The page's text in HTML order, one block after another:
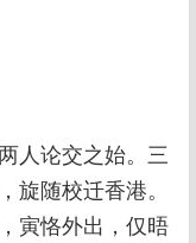
人论交之始。三
旋随校迁香港。
寅恪外出，仅晤